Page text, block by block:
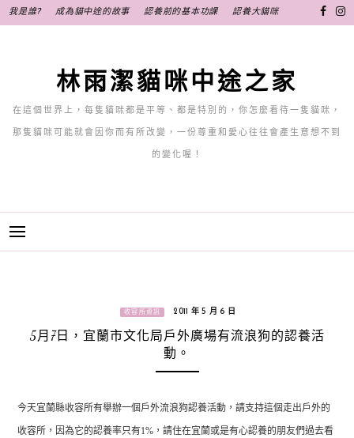
至
我是誰? 成為貓中途的故事 認養前的基本功課 認養大貓咪
林雨潔貓咪中途之家
在這個世界上，每隻貓咪都是平等、都是特別的，你怎麼看待一隻貓咪，
那隻貓咪可能就會因你而有所改變，一份尊重和愛心往往會產生意想不到
的變化喔！
收容所資訊 2011 年 5 月 6 日
5月7日，宜蘭市文化局戶外廣場有流浪狗的認養活
動。
今天宜蘭縣收容所有舉辦一個戶外流浪狗認養活動，請支持這個走出戶外的
收容所，因為它的認養率只有1%，請住在宜蘭或是有心認養的朋友們過去看